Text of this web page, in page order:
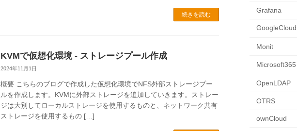
続きを読む
KVMで仮想化環境 - ストレージプール作成
2024年11月1日
概要 こちらのブログで作成した仮想化環境でNFS外部ストレージプー
ルを作成します。KVMに外部ストレージを追加していきます。ストレー
ジは大別してローカルストレージを使用するものと、ネットワーク共有
ストレージを使用するもの […]
Grafana
GoogleCloud
Monit
Microsoft365
OpenLDAP
OTRS
ownCloud